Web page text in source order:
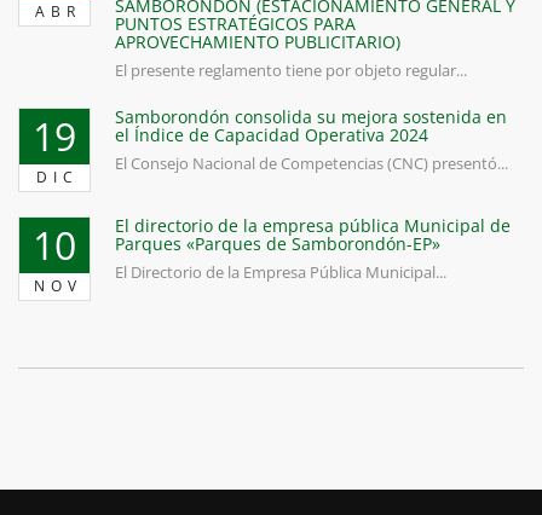
ABR SAMBORONDÓN (ESTACIONAMIENTO GENERAL Y
PUNTOS ESTRATÉGICOS PARA
APROVECHAMIENTO PUBLICITARIO)
El presente reglamento tiene por objeto regular...
19
DIC
Samborondón consolida su mejora sostenida en
el Índice de Capacidad Operativa 2024
El Consejo Nacional de Competencias (CNC) presentó...
10
NOV
El directorio de la empresa pública Municipal de
Parques «Parques de Samborondón-EP»
El Directorio de la Empresa Pública Municipal...